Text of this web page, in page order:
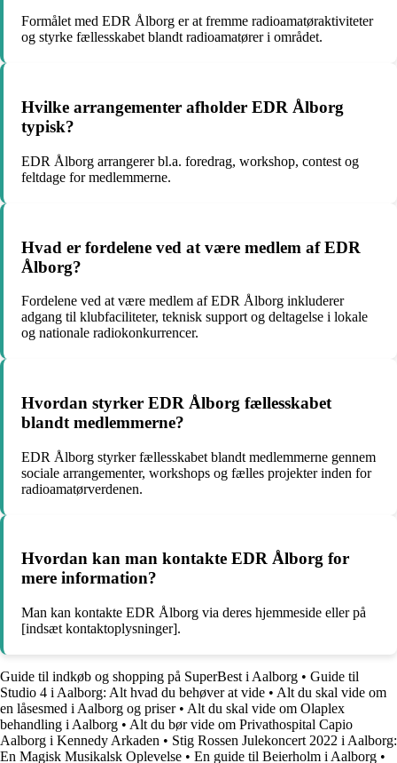
Formålet med EDR Ålborg er at fremme radioamatøraktiviteter
og styrke fællesskabet blandt radioamatører i området.
Hvilke arrangementer afholder EDR Ålborg
typisk?
EDR Ålborg arrangerer bl.a. foredrag, workshop, contest og
feltdage for medlemmerne.
Hvad er fordelene ved at være medlem af EDR
Ålborg?
Fordelene ved at være medlem af EDR Ålborg inkluderer
adgang til klubfaciliteter, teknisk support og deltagelse i lokale
og nationale radiokonkurrencer.
Hvordan styrker EDR Ålborg fællesskabet
blandt medlemmerne?
EDR Ålborg styrker fællesskabet blandt medlemmerne gennem
sociale arrangementer, workshops og fælles projekter inden for
radioamatørverdenen.
Hvordan kan man kontakte EDR Ålborg for
mere information?
Man kan kontakte EDR Ålborg via deres hjemmeside eller på
[indsæt kontaktoplysninger].
Guide til indkøb og shopping på SuperBest i Aalborg • Guide til
Studio 4 i Aalborg: Alt hvad du behøver at vide • Alt du skal vide om
en låsesmed i Aalborg og priser• Alt du skal vide om Olaplex
behandling i Aalborg • Alt du bør vide om Privathospital Capio
Aalborg i Kennedy Arkaden • Stig Rossen Julekoncert 2022 i Aalborg:
En Magisk Musikalsk Oplevelse • En guide til Beierholm i Aalborg •